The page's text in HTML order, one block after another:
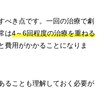
べき点です。一回の治療で劇
は4～6回程度の治療を重ねる
費用がかかることになりま
ることも理解しておく必要が